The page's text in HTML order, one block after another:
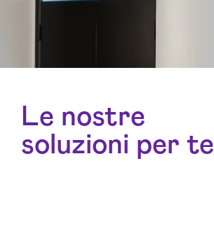
Le nostre
soluzioni per te